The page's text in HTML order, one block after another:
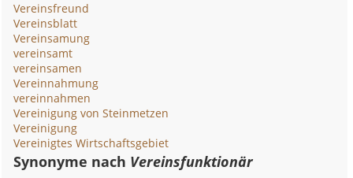
Vereinsfreund
Vereinsblatt
Vereinsamung
vereinsamt
vereinsamen
Vereinnahmung
vereinnahmen
Vereinigung von Steinmetzen
Vereinigung
Vereinigtes Wirtschaftsgebiet
Synonyme nach Vereinsfunktionär